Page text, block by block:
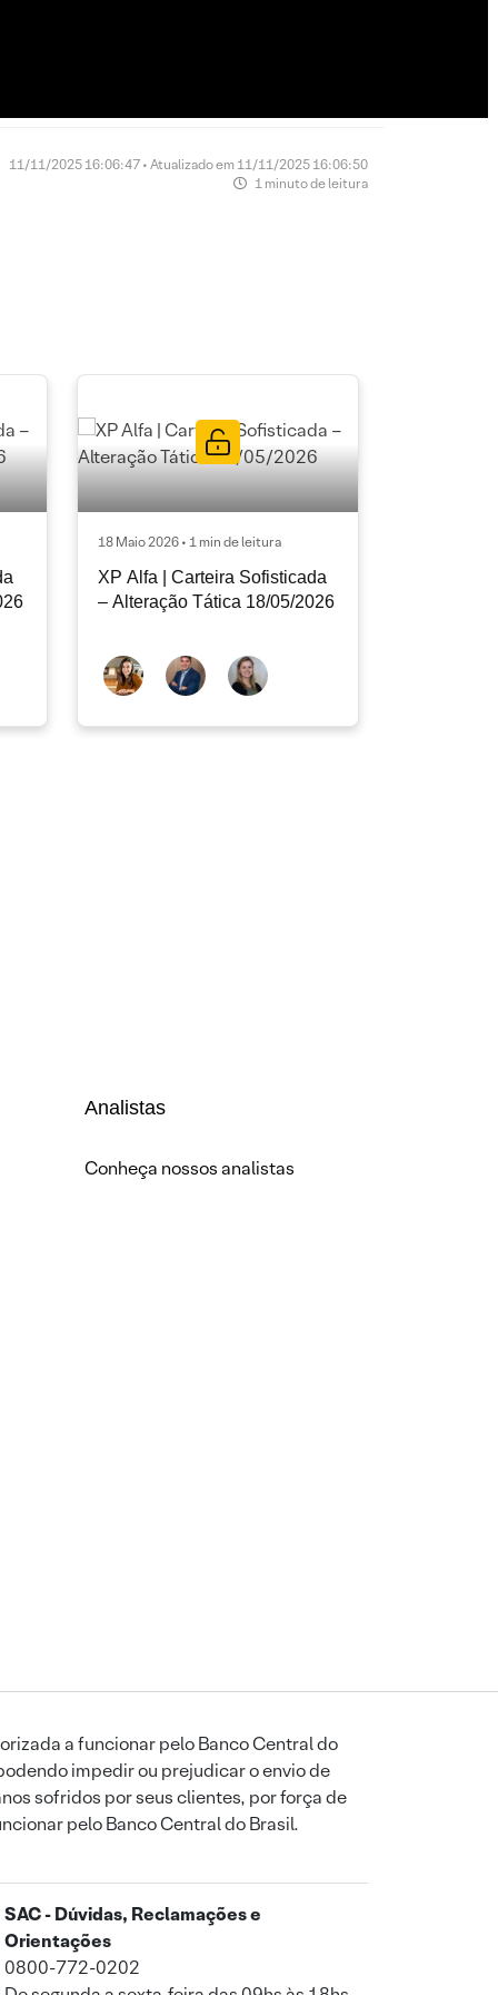
11/11/2025 16:06:47 • Atualizado em 11/11/2025 16:06:50
1 minuto de leitura
18 Maio 2026 • 1 min de leitura
XP Alfa | Carteira Sofisticada
– Alteração Tática 18/05/2026
Analistas
Conheça nossos analistas
a funcionar pelo Banco Central do
impedir ou prejudicar o envio de
sofridos por seus clientes, por força de
pelo Banco Central do Brasil.
SAC - Dúvidas, Reclamações e
Orientações
0800-772-0202